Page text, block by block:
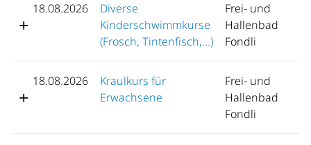
18.08.2026
Diverse
Kinderschwimmkurse
(Frosch, Tintenfisch,...)
Frei- und
Hallenbad
Fondli
18.08.2026
Kraulkurs für
Erwachsene
Frei- und
Hallenbad
Fondli